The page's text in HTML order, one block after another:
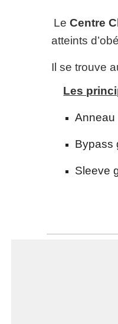
LeCentre
atteints
Il se trouve
Les
Anneau
Bypass
Sleeve